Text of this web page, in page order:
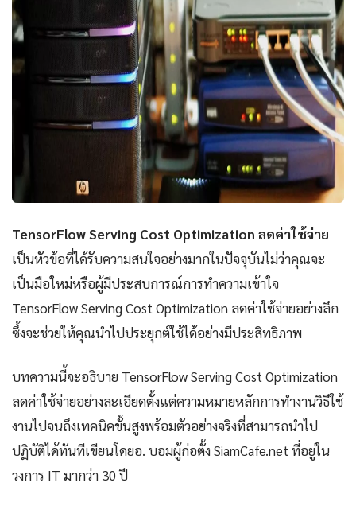
TensorFlow Serving Cost Optimization ลดค่าใช้จ่าย
เป็นหัวข้อที่ได้รับความสนใจอย่างมากในปัจจุบันไม่ว่าคุณจะ
เป็นมือใหม่หรือผู้มีประสบการณ์การทำความเข้าใจ
TensorFlow Serving Cost Optimization ลดค่าใช้จ่ายอย่างลึก
ซึ้งจะช่วยให้คุณนำไปประยุกต์ใช้ได้อย่างมีประสิทธิภาพ
บทความนี้จะอธิบาย TensorFlow Serving Cost Optimization
ลดค่าใช้จ่ายอย่างละเอียดตั้งแต่ความหมายหลักการทำงานวิธีใช้
งานไปจนถึงเทคนิคขั้นสูงพร้อมตัวอย่างจริงที่สามารถนำไป
ปฏิบัติได้ทันทีเขียนโดยอ. บอมผู้ก่อตั้ง SiamCafe.net ที่อยู่ใน
วงการ IT มากว่า 30 ปี